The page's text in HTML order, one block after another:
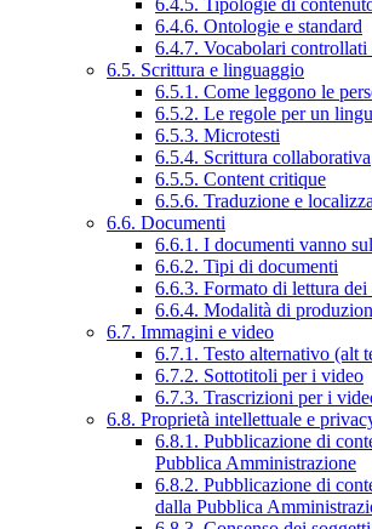
6.4.6. Ontologie e standard
6.4.7. Vocabolari controllati
6.5. Scrittura e linguaggio
6.5.1. Come leggono le
6.5.2. Le regole per un
6.5.3. Microtesti
6.5.4. Scrittura collaborativa
6.5.5. Content critique
6.5.6. Traduzione e
6.6. Documenti
6.6.1. I documenti vanno
6.6.2. Tipi di documenti
6.6.3. Formato di lettura
6.6.4. Modalità di
6.7. Immagini e video
6.7.1. Testo alternativo (alt
6.7.2. Sottotitoli per i video
6.7.3. Trascrizioni per i
6.8. Proprietà intellettuale e
6.8.1. Pubblicazione di
Pubblica Amministrazione
6.8.2. Pubblicazione di
dalla Pubblica